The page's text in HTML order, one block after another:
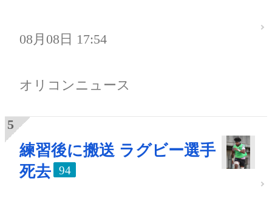
08月08日 17:54
オリコンニュース
練習後に搬送 ラグビー選手
死去
94